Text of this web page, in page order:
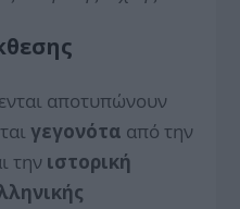
αποτυπώνουν
γεγονότα από την
την ιστορική